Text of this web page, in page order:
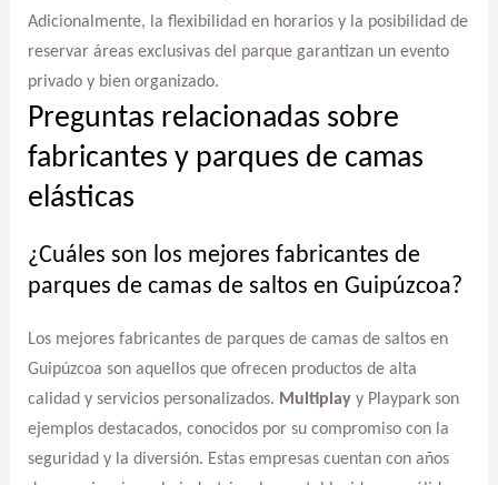
Adicionalmente, la flexibilidad en horarios y la posibilidad de
reservar áreas exclusivas del parque garantizan un evento
privado y bien organizado.
Preguntas relacionadas sobre
fabricantes y parques de camas
elásticas
¿Cuáles son los mejores fabricantes de
parques de camas de saltos en Guipúzcoa?
Los mejores fabricantes de parques de camas de saltos en
Guipúzcoa son aquellos que ofrecen productos de alta
calidad y servicios personalizados. Multiplayy Playpark son
ejemplos destacados, conocidos por su compromiso con la
seguridad y la diversión. Estas empresas cuentan con años